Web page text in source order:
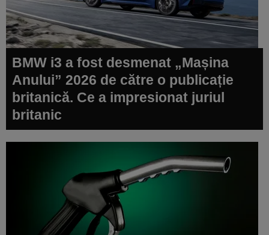
BMW i3 a fost desmenat „Mașina
Anului” 2026 de către o publicație
britanică. Ce a impresionat juriul
britanic